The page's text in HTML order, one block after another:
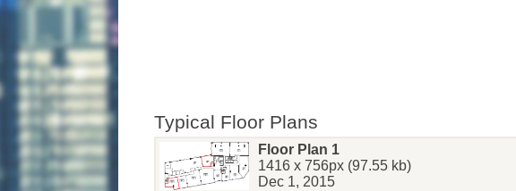
Typical Floor Plans
Floor Plan 1
1416 x 756px (97.55 kb)
Dec 1, 2015